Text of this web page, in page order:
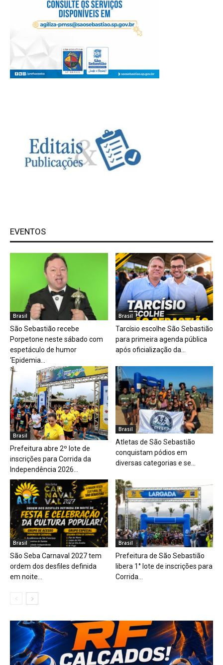
EVENTOS
Brasil
São Sebastião recebe
Porpetone neste sábado com
espetáculo de humor
‘Epidemia...
Brasil
Tarcísio escolhe São Sebastião
para primeira agenda pública
após oficialização da...
Brasil
Prefeitura abre 2º lote de
inscrições para Corrida da
Independência 2026...
Brasil
Atletas de São Sebastião
conquistam pódios em
diversas categorias e se...
Brasil
São Seba Carnaval 2027 tem
ordem dos desfiles definida
em noite...
Brasil
Prefeitura de São Sebastião
libera 1° lote de inscrições para
Corrida...